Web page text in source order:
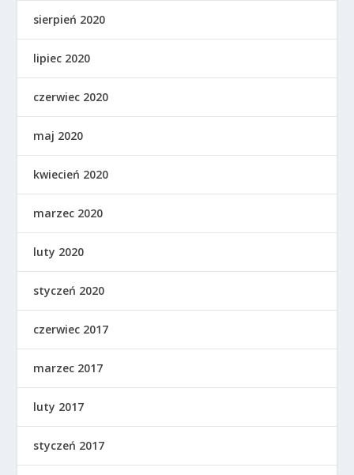
sierpień 2020
lipiec 2020
czerwiec 2020
maj 2020
kwiecień 2020
marzec 2020
luty 2020
styczeń 2020
czerwiec 2017
marzec 2017
luty 2017
styczeń 2017